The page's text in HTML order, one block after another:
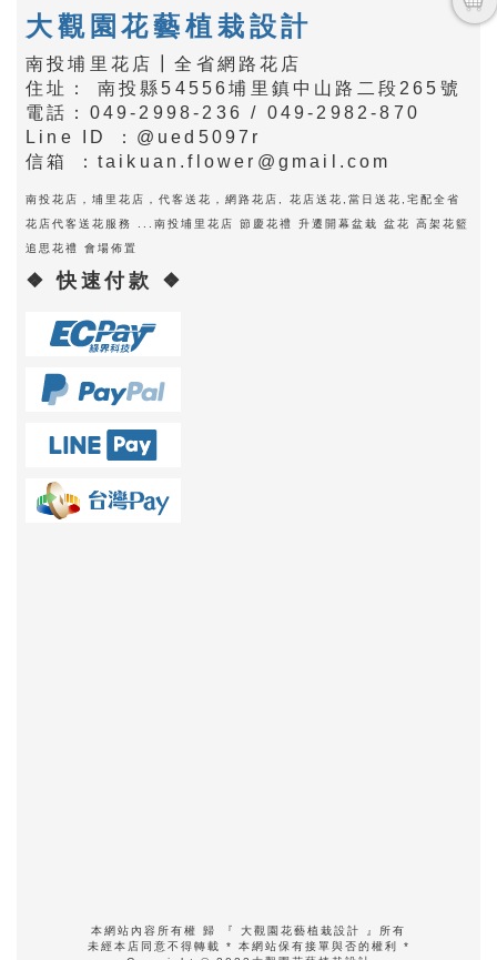
大觀園花藝植栽設計
南投埔里花店┃全省網路花店
住址： 南投縣54556埔里鎮中山路二段265號
電話：049-2998-236 / 049-2982-870
Line ID ：@ued5097r
信箱 ：taikuan.flower@gmail.com
南投花店，埔里花店，代客送花，網路花店, 花店送花,當日送花,宅配全省
花店代客送花服務 ...南投埔里花店 節慶花禮 升遷開幕盆栽 盆花 高架花籃
追思花禮 會場佈置
❖ 快速付款 ❖
本網站內容所有權 歸 『 大觀園花藝植栽設計 』所有
未經本店同意不得轉載 * 本網站保有接單與否的權利 *